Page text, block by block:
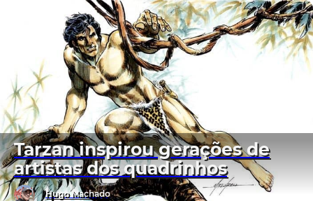
Tarzan inspirou gerações de
artistas dos quadrinhos
Hugo Machado